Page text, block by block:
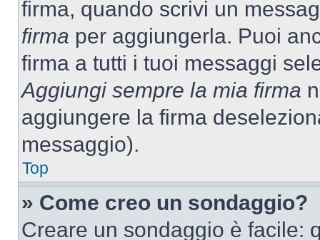
firma, quando scrivi un
firma per aggiungerla. Puoi
firma a tutti i tuoi messaggi
Aggiungi sempre la mia firma
aggiungere la firma
messaggio).
Top
» Come creo un sondaggio?
Creare un sondaggio è facile: